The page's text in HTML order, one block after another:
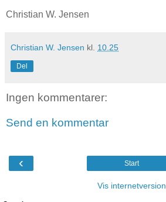
Christian W. Jensen
Christian W. Jensen kl. 10.25
Del
Ingen kommentarer:
Send en kommentar
‹ Start
Vis internetversion